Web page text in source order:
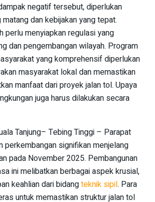
negatif tersebut, diperlukan
dan kebijakan yang tepat.
perlu menyiapkan regulasi yang
dan pengembangan wilayah. Program
yang komprehensif diperlukan
masyarakat lokal dan memastikan
manfaat dari proyek jalan tol. Upaya
juga harus dilakukan secara
Tanjung– Tebing Tinggi – Parapat
perkembangan signifikan menjelang
pada November 2025. Pembangunan
ini melibatkan berbagai aspek krusial,
keahlian dari bidangteknik sipil. Para
untuk memastikan struktur jalan tol